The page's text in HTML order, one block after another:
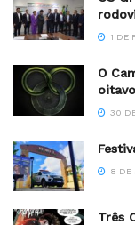
1 DE
O
30
8 DE
Três